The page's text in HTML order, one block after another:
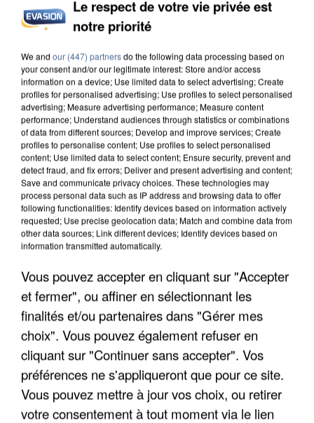
MAFIA INTERPELLÉ EN ALGÉRIE
UN SECOND CADRE DE LA DZ MAFIA
INTERPELLÉ EN ALGÉRIE
Le respect de votre vie privée est
notre priorité
We and our (447) partnersdo the following data processing based on
your consent and/or our legitimate interest: Store and/or access
information on a device; Use limited data to select advertising; Create
profiles for personalised advertising; Use profiles to select personalised
advertising; Measure advertising performance; Measure content
performance; Understand audiences through statistics or combinations
of data from different sources; Develop and improve services; Create
profiles to personalise content; Use profiles to select personalised
content; Use limited data to select content; Ensure security, prevent and
detect fraud, and fix errors; Deliver and present advertising and content;
Save and communicate privacy choices. These technologies may
process personal data such as IP address and browsing data to offer
following functionalities: Identify devices based on information actively
requested; Use precise geolocation data; Match and combine data from
other data sources; Link different devices; Identify devices based on
information transmitted automatically.
Vous pouvez accepter en cliquant sur "Accepter
et fermer", ou affiner en sélectionnant les
finalités et/ou partenaires dans "Gérer mes
choix". Vous pouvez également refuser en
cliquant sur "Continuer sans accepter". Vos
préférences ne s'appliqueront que pour ce site.
Vous pouvez mettre à jour vos choix, ou retirer
votre consentement à tout moment via le lien